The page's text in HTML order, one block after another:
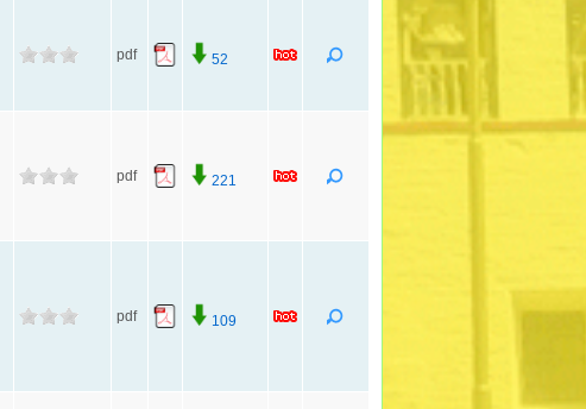
pdf 52
pdf 221
pdf 109